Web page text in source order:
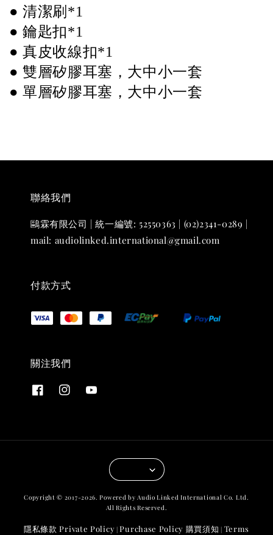
● 清潔刷*1
● 鑰匙扣*1
● 真皮收線扣*1
● 雙層矽膠耳塞，大中小一套
● 單層矽膠耳塞 ， 大中小一套
聯絡我們
鷗霖有限公司 | 統一編號: 52550363 | (02)2341-0289 |
mail: audiolinked.international@gmail.com
付款方式
關注我們
Copyright © 2017-2026. Powered by Audio Linked International Co. Ltd.
All Rights Reserved.
隱私條款 Private Policy |Purchase Policy 購買須知 | Terms